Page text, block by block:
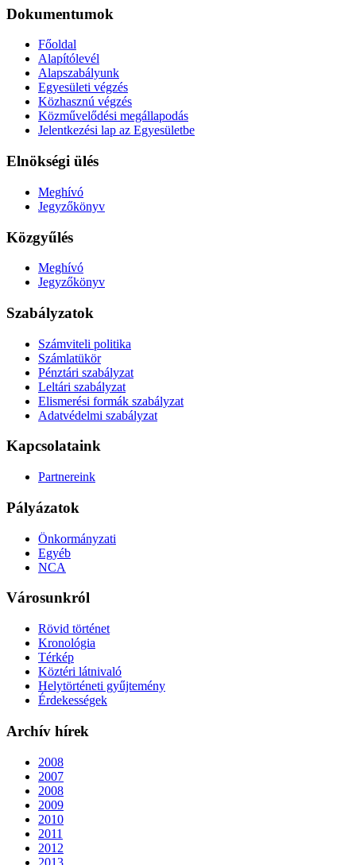
Dokumentumok
Főoldal
Alapítólevél
Alapszabályunk
Egyesületi végzés
Közhasznú végzés
Közművelődési megállapodás
Jelentkezési lap az Egyesületbe
Elnökségi ülés
Meghívó
Jegyzőkönyv
Közgyűlés
Meghívó
Jegyzőkönyv
Szabályzatok
Számviteli politika
Számlatükör
Pénztári szabályzat
Leltári szabályzat
Elismerési formák szabályzat
Adatvédelmi szabályzat
Kapcsolataink
Partnereink
Pályázatok
Önkormányzati
Egyéb
NCA
Városunkról
Rövid történet
Kronológia
Térkép
Köztéri látnivaló
Helytörténeti gyűjtemény
Érdekességek
Archív hírek
2008
2007
2008
2009
2010
2011
2012
2013